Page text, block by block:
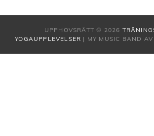
UPPHOVSRÄTT © 2026
YOGAUPPLEVELSER | MY MUSIC BAND